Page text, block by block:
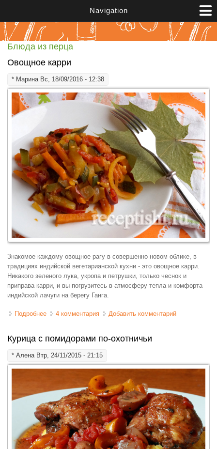
Navigation
Блюда из перца
Овощное карри
* МаринаВс, 18/09/2016 - 12:38
Знакомое каждому овощное рагу в совершенно новом облике, в
традициях индийской вегетарианской кухни - это овощное карри.
Никакого зеленого лука, укропа и петрушки, только чеснок и
приправа карри, и вы погрузитесь в атмосферу тепла и комфорта
индийской лачуги на берегу Ганга.
Подробнее о Овощное карри
4 комментария Добавить комментарий
Курица с помидорами по-охотничьи
* АленаВтр, 24/11/2015 - 21:15